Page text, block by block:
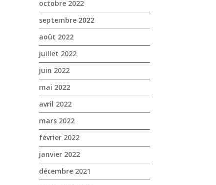
octobre 2022
septembre 2022
août 2022
juillet 2022
juin 2022
mai 2022
avril 2022
mars 2022
février 2022
janvier 2022
décembre 2021